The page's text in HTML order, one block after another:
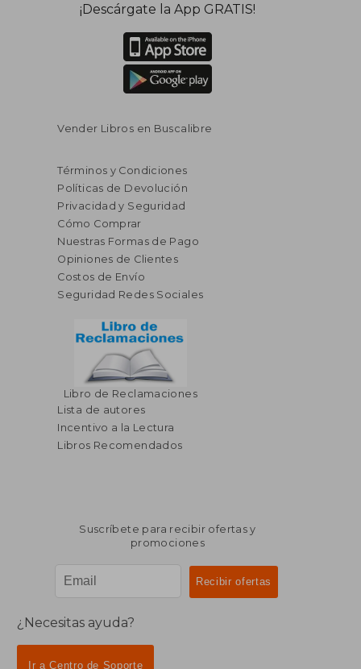
¡Descárgate la App GRATIS!
Vender Libros en Buscalibre
Términos y Condiciones
Políticas de Devolución
Privacidad y Seguridad
Cómo Comprar
Nuestras Formas de Pago
Opiniones de Clientes
Costos de Envío
Seguridad Redes Sociales
Libro de Reclamaciones
Lista de autores
Incentivo a la Lectura
Libros Recomendados
Suscríbete para recibir ofertas y
promociones
¿Necesitas ayuda?
Ir a Centro de Soporte